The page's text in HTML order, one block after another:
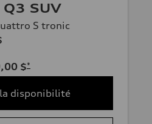
SUV
S tronic
$*
disponibilité